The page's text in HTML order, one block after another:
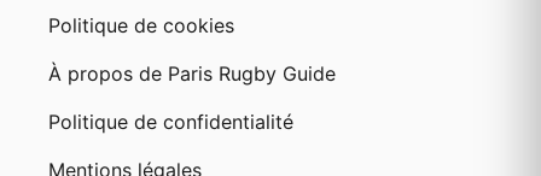
Politique de cookies
À propos de Paris Rugby Guide
Politique de confidentialité
Mentions légales